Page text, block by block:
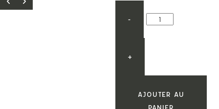
-
+
AJOUTER AU